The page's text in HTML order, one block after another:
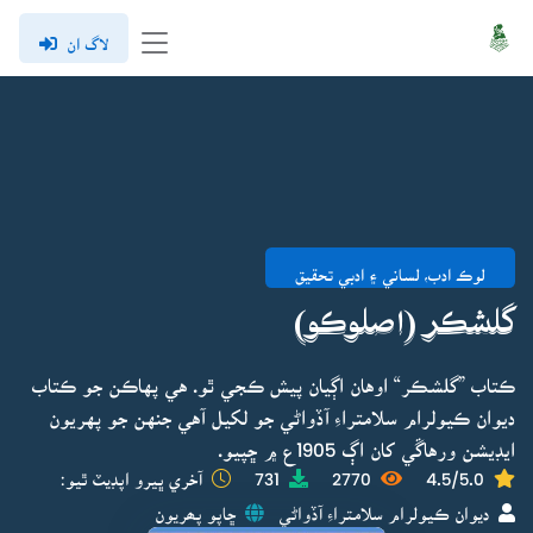
لاگ ان
لوڪ ادب، لساني ۽ ادبي تحقيق
گلشڪر (اصلوڪو)
ڪتاب ”گلشڪر“ اوهان اڳيان پيش ڪجي ٿو. هي پهاڪن جو ڪتاب
ديوان ڪيولرام سلامتراءِ آڏواڻي جو لکيل آهي جنهن جو پهريون
ايڊيشن ورهاڱي کان اڳ 1905ع ۾ ڇپيو.
4.5/5.0
2770
731 آخري ڀيرو اپڊيٽ ٿيو:
ديوان ڪيولرام سلامتراءِ آڏواڻي ڇاپو پھريون